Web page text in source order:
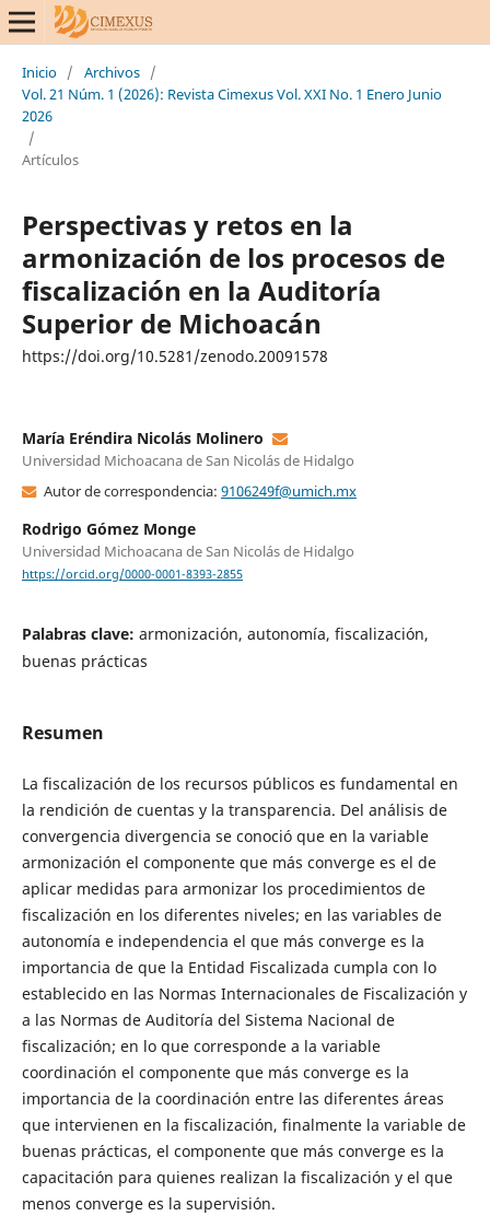
Inicio / Archivos /
Vol. 21 Núm. 1 (2026): Revista Cimexus Vol. XXI No. 1 Enero Junio
2026
/
Artículos
Perspectivas y retos en la
armonización de los procesos de
fiscalización en la Auditoría
Superior de Michoacán
https://doi.org/10.5281/zenodo.20091578
María Eréndira Nicolás Molinero
Universidad Michoacana de San Nicolás de Hidalgo
Autor de correspondencia: 9106249f@umich.mx
Rodrigo Gómez Monge
Universidad Michoacana de San Nicolás de Hidalgo
https://orcid.org/0000-0001-8393-2855
Palabras clave: armonización, autonomía, fiscalización,
buenas prácticas
Resumen
La fiscalización de los recursos públicos es fundamental en
la rendición de cuentas y la transparencia. Del análisis de
convergencia divergencia se conoció que en la variable
armonización el componente que más converge es el de
aplicar medidas para armonizar los procedimientos de
fiscalización en los diferentes niveles; en las variables de
autonomía e independencia el que más converge es la
importancia de que la Entidad Fiscalizada cumpla con lo
establecido en las Normas Internacionales de Fiscalización y
a las Normas de Auditoría del Sistema Nacional de
fiscalización; en lo que corresponde a la variable
coordinación el componente que más converge es la
importancia de la coordinación entre las diferentes áreas
que intervienen en la fiscalización, finalmente la variable de
buenas prácticas, el componente que más converge es la
capacitación para quienes realizan la fiscalización y el que
menos converge es la supervisión.